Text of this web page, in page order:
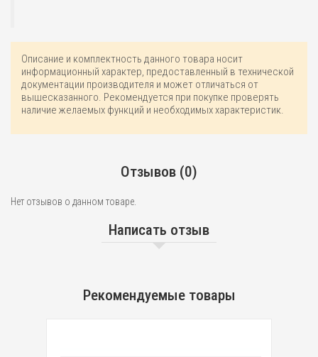
Описание и комплектность данного товара носит
информационный характер, предоставленный в технической
документации производителя и может отличаться от
вышесказанного. Рекомендуется при покупке проверять
наличие желаемых функций и необходимых характеристик.
Отзывов (0)
Нет отзывов о данном товаре.
Написать отзыв
Рекомендуемые товары